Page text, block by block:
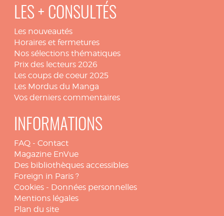
LES + CONSULTÉS
Les nouveautés
Horaires et fermetures
Nos sélections thématiques
Prix des lecteurs 2026
Les coups de coeur 2025
Les Mordus du Manga
Vos derniers commentaires
INFORMATIONS
FAQ - Contact
Magazine EnVue
Des bibliothèques accessibles
Foreign in Paris ?
Cookies - Données personnelles
Mentions légales
Plan du site